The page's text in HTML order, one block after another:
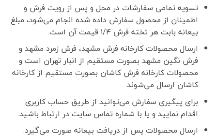
تسویه تمامی سفارشات در محل و پس از رویت فرش و
اطمینان از محصول سفارش داده شده انجام می‌شود، مبلغ
بیعانه بابت هر تخته فرش ۱/۴ قیمت آن است.
ارسال محصولات کارخانه فرش مشهد، فرش زمرد مشهد و
فرش نگین مشهد بصورت مستقیم از انبار تهران است و
محصولات کارخانه فرش کاشان بصورت مستقیم از کارخانه
کاشان ارسال می‌شوند.
برای پیگیری سفارش می‌توانید از طریق حساب کاربری
اقدام نمایید و یا با شماره تماس سایت در ارتباط باشید.
ارسال محصولات پس از دریافت بیعانه صورت می‌گیرد.